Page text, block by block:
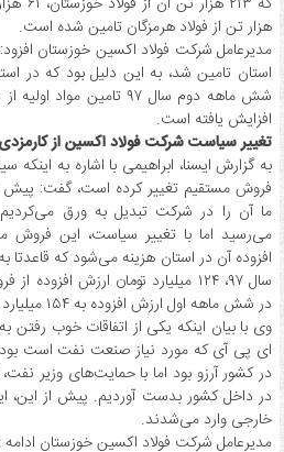
هزار تن از فولاد هرمزگان تامین شده است.
مدیرعامل شرکت فولاد اکسین خوزستان
استان تامین شد، به این دلیل بود که در
افزایش یافته است.
تغییر سیاست شرکت فولاد اکسین از
به گزارش ایسنا، ابراهیمی با اشاره به
فروش مستقیم تغییر کرده است، گفت:
ما آن را در شرکت تبدیل به ورق
می‌رسید اما با تغییر سیاست، این فروش
افزوده آن در استان هزینه می‌شود که
سال ۹۷، ۱۲۴ میلیارد تومان ارزش
در شش ماهه اول ارزش افزوده به ۱۵۴ میلیارد تومان رسید.
وی با بیان اینکه یکی از اتفاقات خوب
ای پی آی که مورد نیاز صنعت نفت است
در کشور آرزو بود اما با حمایت‌های وزیر
خارجی وارد می‌شدند.
مدیرعامل شرکت فولاد اکسین خوزستان